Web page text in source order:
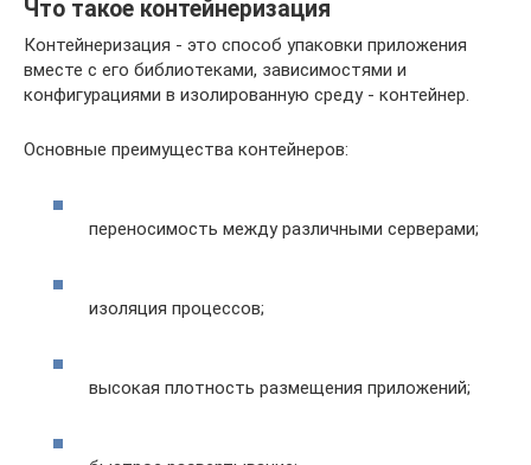
Что такое контейнеризация
Контейнеризация - это способ упаковки приложения
вместе с его библиотеками, зависимостями и
конфигурациями в изолированную среду - контейнер.
Основные преимущества контейнеров:
переносимость между различными серверами;
изоляция процессов;
высокая плотность размещения приложений;